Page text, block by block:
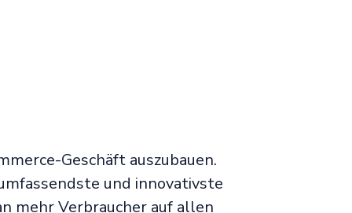
Geschäft auszubauen.
und innovativste
mehr Verbraucher auf allen